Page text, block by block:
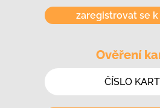
zaregistrovat se
Ověření